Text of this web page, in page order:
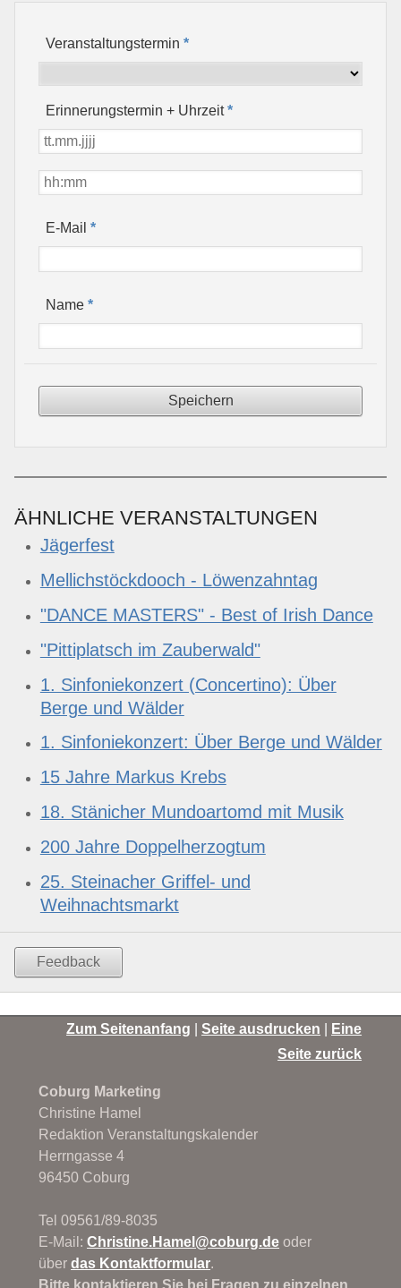
Veranstaltungstermin*
Erinnerungstermin + Uhrzeit*
E-Mail*
Name*
ÄHNLICHE VERANSTALTUNGEN
Jägerfest
Mellichstöckdooch - Löwenzahntag
"DANCE MASTERS" - Best of Irish Dance
"Pittiplatsch im Zauberwald"
1. Sinfoniekonzert (Concertino): Über
Berge und Wälder
1. Sinfoniekonzert: Über Berge und Wälder
15 Jahre Markus Krebs
18. Stänicher Mundoartomd mit Musik
200 Jahre Doppelherzogtum
25. Steinacher Griffel- und
Weihnachtsmarkt
Feedback
Zum Seitenanfang |Seite ausdrucken
Eine
Seite zurück
Coburg Marketing
Christine Hamel
Redaktion Veranstaltungskalender
Herrngasse 4
96450 Coburg
Tel 09561/89-8035
E-Mail:Christine.Hamel@coburg.de oder
überdas Kontaktformular.
Bitte kontaktieren Sie bei Fragen zu einzelnen